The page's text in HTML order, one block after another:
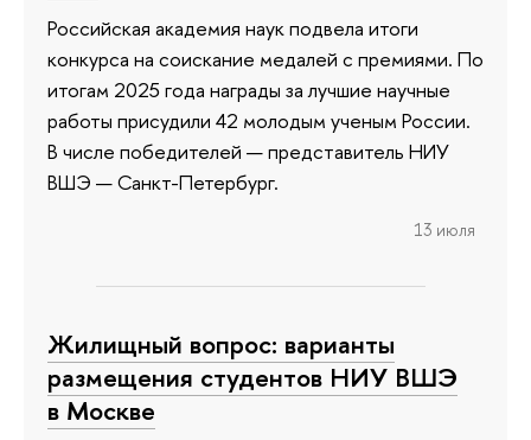
Российская академия наук подвела итоги
конкурса на соискание медалей с премиями. По
итогам 2025 года награды за лучшие научные
работы присудили 42 молодым ученым России.
В числе победителей — представитель НИУ
ВШЭ — Санкт-Петербург.
13 июля
Жилищный вопрос: варианты
размещения студентов НИУ ВШЭ
в Москве